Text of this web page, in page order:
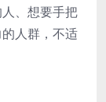
、想要手把
人群，不适